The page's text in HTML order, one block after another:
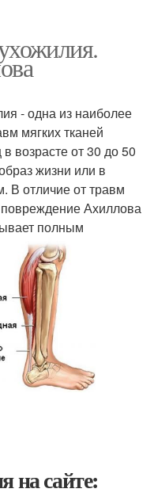
- одна из наиболее
мягких тканей
возрасте от 30 до 50
жизни или в
В отличие от травм
Ахиллова
полным
на сайте: